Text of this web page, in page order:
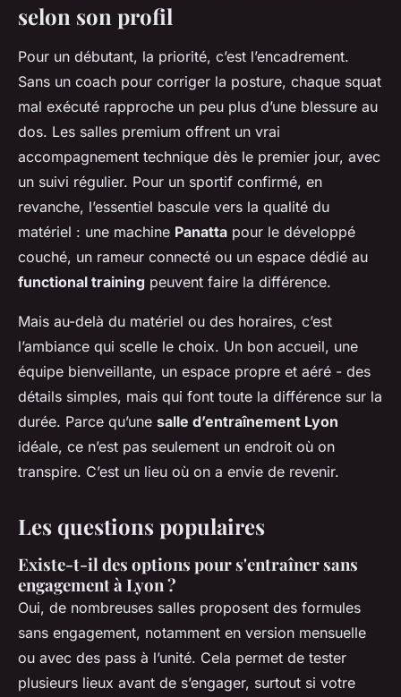
selon son profil
Pour un débutant, la priorité, c’est l’encadrement.
Sans un coach pour corriger la posture, chaque squat
mal exécuté rapproche un peu plus d’une blessure au
dos. Les salles premium offrent un vrai
accompagnement technique dès le premier jour, avec
un suivi régulier. Pour un sportif confirmé, en
revanche, l’essentiel bascule vers la qualité du
matériel : une machine Panatta pour le développé
couché, un rameur connecté ou un espace dédié au
functional training peuvent faire la différence.
Mais au-delà du matériel ou des horaires, c’est
l’ambiance qui scelle le choix. Un bon accueil, une
équipe bienveillante, un espace propre et aéré - des
détails simples, mais qui font toute la différence sur la
durée. Parce qu’une salle d’entraînement Lyon
idéale, ce n’est pas seulement un endroit où on
transpire. C’est un lieu où on a envie de revenir.
Les questions populaires
Existe-t-il des options pour s'entraîner sans
engagement à Lyon ?
Oui, de nombreuses salles proposent des formules
sans engagement, notamment en version mensuelle
ou avec des pass à l’unité. Cela permet de tester
plusieurs lieux avant de s’engager, surtout si votre